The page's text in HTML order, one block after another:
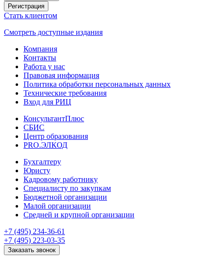
Регистрация
Стать клиентом
Смотреть доступные издания
Компания
Контакты
Работа у нас
Правовая информация
Политика обработки персональных данных
Технические требования
Вход для РИЦ
КонсультантПлюс
СБИС
Центр образования
PRO.ЭЛКОД
Бухгалтеру
Юристу
Кадровому работнику
Специалисту по закупкам
Бюджетной организации
Малой организации
Средней и крупной организации
+7 (495) 234-36-61
+7 (495) 223-03-35
Заказать звонок